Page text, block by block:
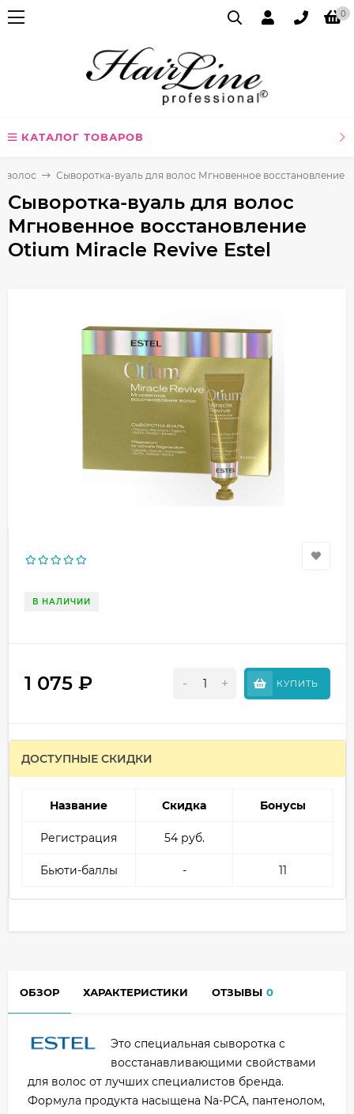
0
КАТАЛОГ ТОВАРОВ
волос Сыворотка-вуаль для волос Мгновенное восстановление
Сыворотка-вуаль для волос
Мгновенное восстановление
Otium Miracle Revive Estel
В НАЛИЧИИ
1 075 ₽ - + КУПИТЬ
ДОСТУПНЫЕ СКИДКИ
Название Скидка Бонусы
Регистрация 54 руб.
Бьюти-баллы - 11
ОБЗОР ХАРАКТЕРИСТИКИ ОТЗЫВЫ 0
Это специальная сыворотка с
восстанавливающими свойствами
для волос от лучших специалистов бренда.
Формула продукта насыщена Na-PCA, пантенолом,